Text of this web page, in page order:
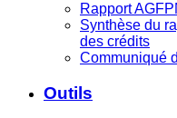
Rapport
Synthèse du
des crédits
Communiqué
Outils